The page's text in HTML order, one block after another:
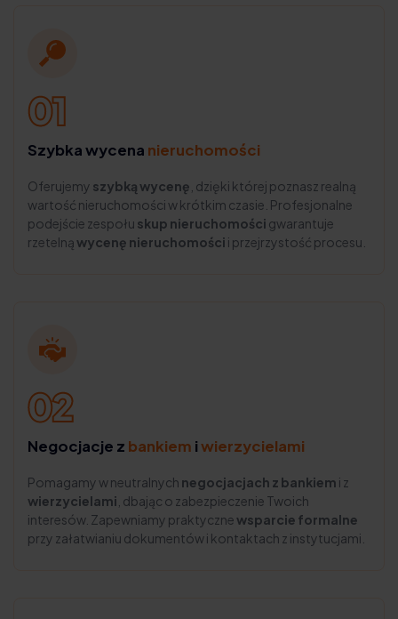
Szybka wycena nieruchomości
Oferujemy szybką wycenę , dzięki której poznasz realną
wartość nieruchomości w krótkim czasie. Profesjonalne
podejście zespołu skup nieruchomości gwarantuje
rzetelnąwycenę nieruchomości i przejrzystość procesu.
Negocjacje z bankiem iwierzycielami
Pomagamy w neutralnych negocjacjach z bankiem i z
wierzycielami , dbając o zabezpieczenie Twoich
interesów. Zapewniamy praktycznewsparcie formalne
przy załatwianiu dokumentów i kontaktach z instytucjami.